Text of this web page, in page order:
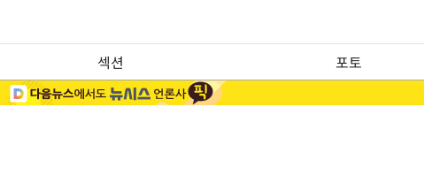
섹션 포토